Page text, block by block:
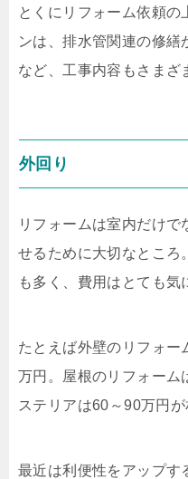
とくにリフォーム依頼の
ンは、排水管関連の修繕
など、工事内容もさまざ
外回り
リフォームは室内だけで
せるために大切なところ
も多く、費用はとても気
たとえば外壁のリフォー
万円。屋根のリフォーム
ステリアは60 ～90万円が
最近は利便性をアップす